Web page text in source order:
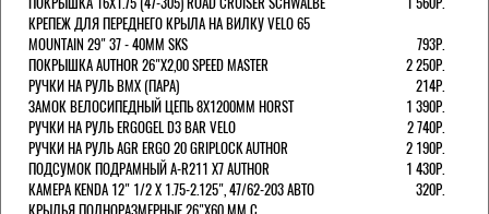
КРЕПЕЖ ДЛЯ ПЕРЕДНЕГО КРЫЛА НА ВИЛКУ VELO 65
MOUNTAIN 29" 37 - 40ММ SKS
793Р.
ПОКРЫШКА AUTHOR 26"Х2,00 SPEED MASTER
2 250Р.
РУЧКИ НА РУЛЬ BMX (ПАРА)
214Р.
ЗАМОК ВЕЛОCИПЕДНЫЙ ЦЕПЬ 8Х1200ММ HORST
1 390Р.
РУЧКИ НА РУЛЬ ERGOGEL D3 BAR VELO
2 740Р.
РУЧКИ НА РУЛЬ AGR ERGO 20 GRIPLOCK AUTHOR
2 190Р.
ПОДСУМОК ПОДРАМНЫЙ A-R211 X7 AUTHOR
1 430Р.
КАМЕРА KENDA 12" 1/2 Х 1.75-2.125", 47/62-203 АВТО
320Р.
КРЫЛЬЯ ПОЛНОРАЗМЕРНЫЕ 26"Х60 ММ С